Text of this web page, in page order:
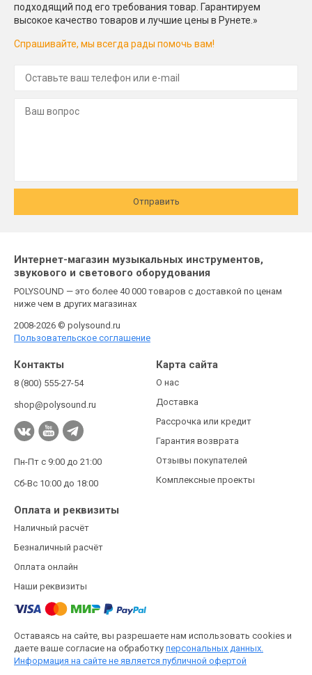
подходящий под его требования товар. Гарантируем
высокое качество товаров и лучшие цены в Рунете.»
Спрашивайте, мы всегда рады помочь вам!
Отправить
Интернет-магазин музыкальных инструментов,
звукового и светового оборудования
POLYSOUND — это более 40 000 товаров с доставкой по ценам
ниже чем в других магазинах
2008-2026 © polysound.ru
Пользовательское соглашение
Контакты
8 (800) 555-27-54
shop@polysound.ru
Пн-Пт с 9:00 до 21:00
Сб-Вс 10:00 до 18:00
Карта сайта
О нас
Доставка
Рассрочка или кредит
Гарантия возврата
Отзывы покупателей
Комплексные проекты
Оплата и реквизиты
Наличный расчёт
Безналичный расчёт
Оплата онлайн
Наши реквизиты
Оставаясь на сайте, вы разрешаете нам использовать cookies и
даете ваше согласие на обработку персональных данных.
Информация на сайте не является публичной офертой